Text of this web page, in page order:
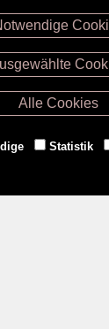
Retz -02942/20433
-02952/
-02984/
Gmünd -
Alle Cookies
Statistik